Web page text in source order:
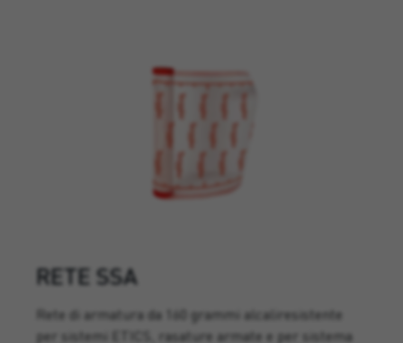
RETE SSA
Rete di armatura da 160 grammi alcaliresistente
per sistemi ETICS, rasature armate e per sistema